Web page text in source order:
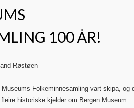
100 ÅR!
Røstøen
Folkeminnesamling vart skipa, og
historiske kjelder om Bergen Museum.